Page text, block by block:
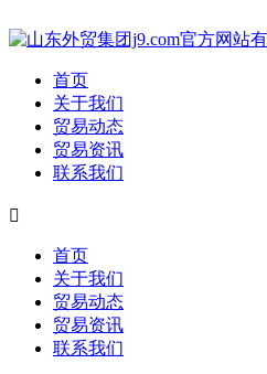
首页
关于我们
贸易动态
贸易资讯
联系我们

首页
关于我们
贸易动态
贸易资讯
联系我们